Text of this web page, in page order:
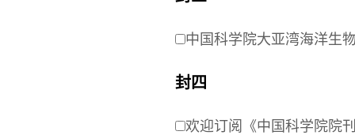
中国科学院大亚湾海洋生
封四
欢迎订阅《中国科学院院